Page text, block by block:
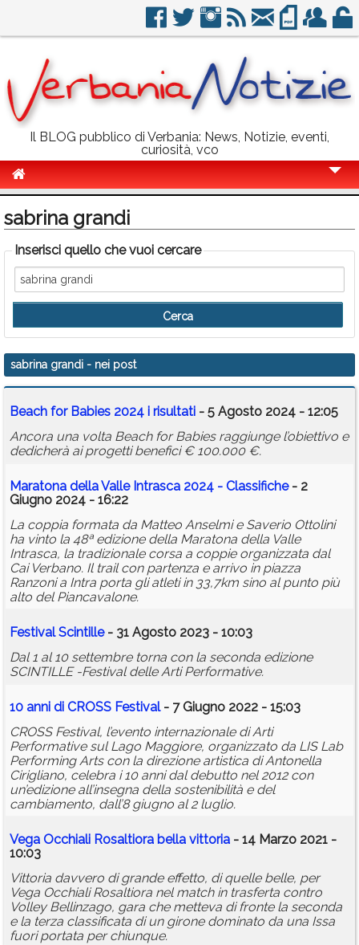
Il BLOG pubblico di Verbania: News, Notizie, eventi,
curiosità, vco
Politica
Sport
Eventi
Info Utili
Rubriche
Calendario
Annunci
sabrina grandi
Inserisci quello che vuoi cercare
sabrina grandi - nei post
Beach for Babies 2024 i risultati - 5 Agosto 2024 - 12:05
Ancora una volta Beach for Babies raggiunge l’obiettivo e
dedicherà ai progetti benefici € 100.000 €.
Maratona della Valle Intrasca 2024 - Classifiche- 2
Giugno 2024 - 16:22
La coppia formata da Matteo Anselmi e Saverio Ottolini
ha vinto la 48ª edizione della Maratona della Valle
Intrasca, la tradizionale corsa a coppie organizzata dal
Cai Verbano. Il trail con partenza e arrivo in piazza
Ranzoni a Intra porta gli atleti in 33,7km sino al punto più
alto del Piancavalone.
Festival Scintille- 31 Agosto 2023 - 10:03
Dal 1 al 10 settembre torna con la seconda edizione
SCINTILLE -Festival delle Arti Performative.
10 anni di CROSS Festival- 7 Giugno 2022 - 15:03
CROSS Festival, l’evento internazionale di Arti
Performative sul Lago Maggiore, organizzato da LIS Lab
Performing Arts con la direzione artistica di Antonella
Cirigliano, celebra i 10 anni dal debutto nel 2012 con
un’edizione all’insegna della sostenibilità e del
cambiamento, dall’8 giugno al 2 luglio.
Vega Occhiali Rosaltiora bella vittoria - 14 Marzo 2021 -
10:03
Vittoria davvero di grande effetto, di quelle belle, per
Vega Occhiali Rosaltiora nel match in trasferta contro
Volley Bellinzago, gara che metteva di fronte la seconda
e la terza classificata di un girone dominato da una Issa
fuori portata per chiunque.